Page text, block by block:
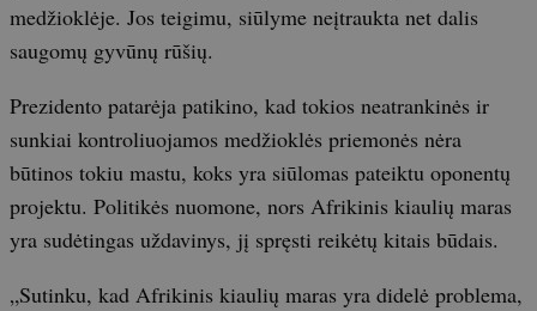
medžioklėje. Jos teigimu, siūlyme neįtraukta net dalis
saugomų gyvūnų rūšių.
Prezidento patarėja patikino, kad tokios neatrankinės ir
sunkiai kontroliuojamos medžioklės priemonės nėra
būtinos tokiu mastu, koks yra siūlomas pateiktu oponentų
projektu. Politikės nuomone, nors Afrikinis kiaulių maras
yra sudėtingas uždavinys, jį spręsti reikėtų kitais būdais.
„Sutinku, kad Afrikinis kiaulių maras yra didelė problema,